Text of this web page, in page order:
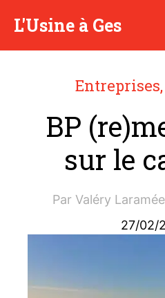
L'Usine à Ges
Entreprises,
BP
sur le
Par Valéry
27/02/